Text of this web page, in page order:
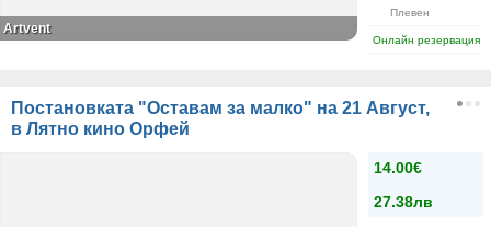
Плевен
Онлайн резервация
Artvent
Постановката "Оставам за малко" на 21 Август,
в Лятно кино Орфей
14.00€
27.38лв